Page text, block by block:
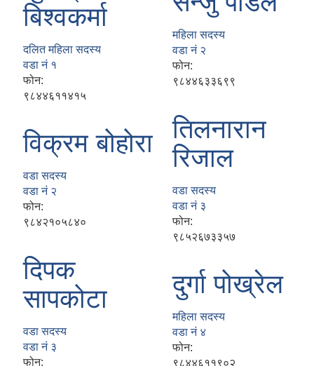
बिश्वकर्मा
दलित महिला सदस्य
वडा नं १
फोन:
९८४४६११४१५
महिला सदस्य
वडा नं २
फोन:
९८४४६३३६९९
विक्रम बोहोरा
वडा सदस्य
वडा नं २
फोन:
९८४२१०५८४०
तिलनारान
रिजाल
वडा सदस्य
वडा नं ३
फोन:
९८५२६७३३५७
दिपक
सापकोटा
वडा सदस्य
वडा नं ३
फोन:
दुर्गा पोख्रेल
महिला सदस्य
वडा नं ४
फोन:
९८४४६११९०२